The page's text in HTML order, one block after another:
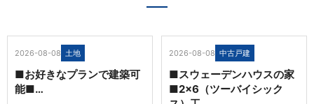
2026-08-08 土地
■お好きなプランで建築可
能■…
2026-08-08 中古戸建
■スウェーデンハウスの家
■2x6（ツーバイシック